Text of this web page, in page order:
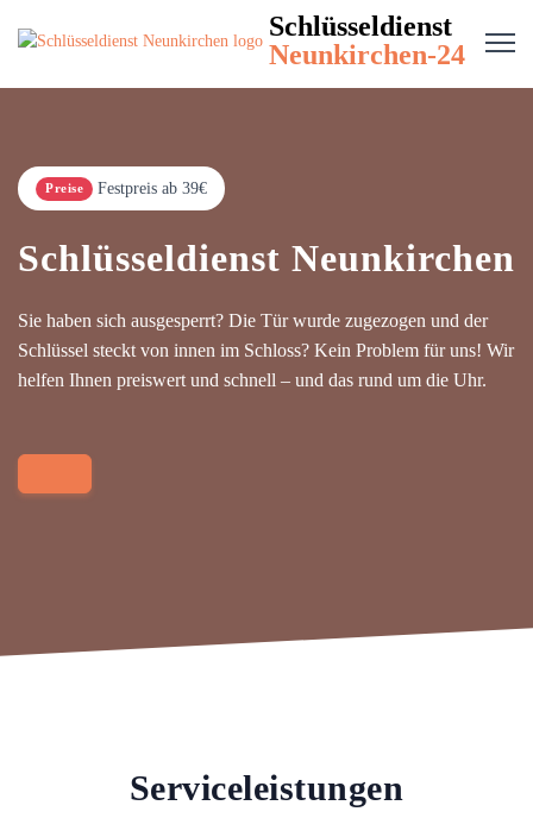
Schlüsseldienst
Neunkirchen-24
Preise Festpreis ab 39€
Schlüsseldienst Neunkirchen
Sie haben sich ausgesperrt? Die Tür wurde zugezogen und der
Schlüssel steckt von innen im Schloss? Kein Problem für uns! Wir
helfen Ihnen preiswert und schnell – und das rund um die Uhr.
Serviceleistungen